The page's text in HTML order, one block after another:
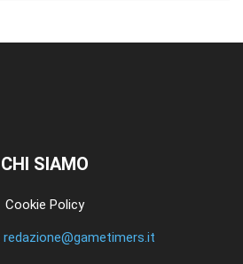
CHI SIAMO
Cookie Policy
redazione@gametimers.it